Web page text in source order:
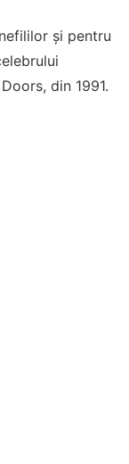
și pentru
din 1991.